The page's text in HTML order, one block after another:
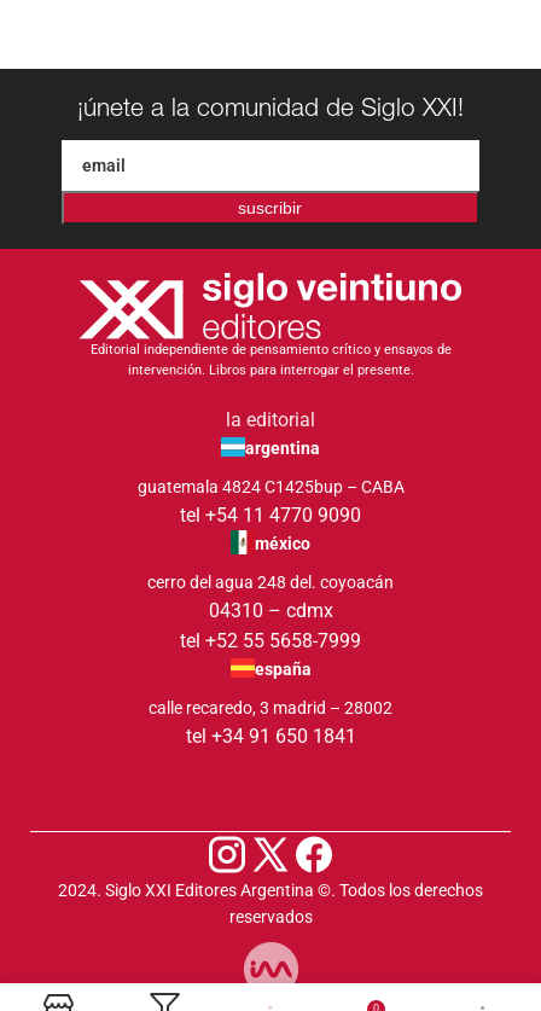
¡únete a la comunidad de Siglo XXI!
suscribir
Editorial independiente de pensamiento crítico y ensayos de
intervención. Libros para interrogar el presente.
la editorial
argentina
guatemala 4824 C1425bup – CABA
tel +54 11 4770 9090
méxico
cerro del agua 248 del. coyoacán
04310 – cdmx
tel +52 55 5658-7999
españa
calle recaredo, 3 madrid – 28002
tel +34 91 650 1841
2024. Siglo XXI Editores Argentina ©️. Todos los derechos
reservados
0